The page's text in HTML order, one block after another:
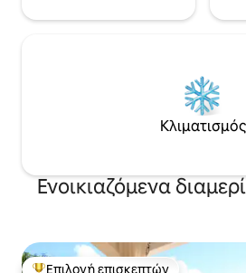
Κλιματισμός
Ενοικιαζόμενα
Επιλογή επισκεπτών